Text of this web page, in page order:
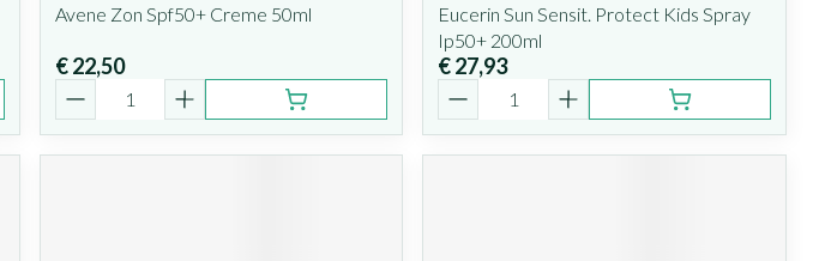
Avene Zon Spf50+ Creme 50ml
€ 22,50
Eucerin Sun Sensit. Protect Kids Spray
Ip50+ 200ml
€ 27,93